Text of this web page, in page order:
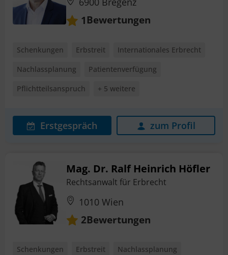
1Bewertungen
Schenkungen Erbstreit
Internationales Erbrecht
Nachlassplanung
Patientenverfügung
Pflichtteilsanspruch
+ 5 weitere
Erstgespräch zum Profil
Mag. Dr. Ralf Heinrich Höfler
Rechtsanwalt für Erbrecht
1010 Wien
2Bewertungen
Schenkungen Erbstreit
Nachlassplanung